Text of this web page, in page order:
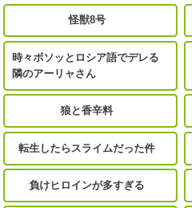
怪獣8号
時々ボソッとロシア語でデレる
隣のアーリャさん
狼と香辛料
転生したらスライムだった件
負けヒロインが多すぎる